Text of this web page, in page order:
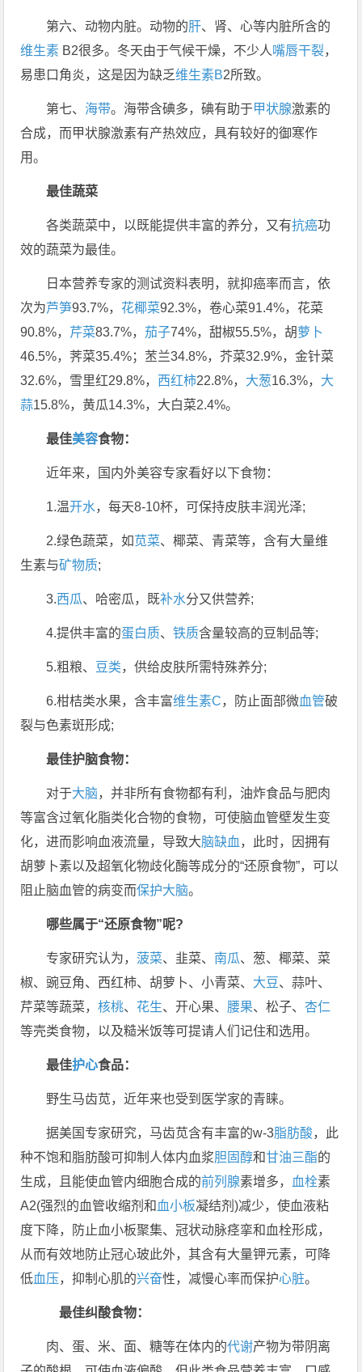
第六、动物内脏。动物的肝、肾、心等内脏所含的
维生素 B2很多。冬天由于气候干燥，不少人 嘴唇干裂，
易患口角炎，这是因为缺乏维生素B2所致。
第七、 海带。海带含碘多，碘有助于甲状腺激素的
合成，而甲状腺激素有产热效应，具有较好的御寒作
用。
最佳蔬菜
各类蔬菜中，以既能提供丰富的养分，又有抗癌功
效的蔬菜为最佳。
日本营养专家的测试资料表明，就抑癌率而言，依
次为芦笋93.7%， 花椰菜92.3%，卷心菜91.4%，花菜
90.8%， 芹菜83.7%， 茄子74%，甜椒55.5%，胡萝卜
46.5%，荠菜35.4%；苤兰34.8%，芥菜32.9%，金针菜
32.6%，雪里红29.8%， 西红柿22.8%， 大葱16.3%， 大
蒜15.8%，黄瓜14.3%，大白菜2.4%。
最佳美容食物：
近年来，国内外美容专家看好以下食物：
1.温开水，每天8-10杯，可保持皮肤丰润光泽;
2.绿色蔬菜，如苋菜、椰菜、青菜等，含有大量维
生素与矿物质;
3.西瓜、哈密瓜，既补水分又供营养;
4.提供丰富的蛋白质、铁质含量较高的豆制品等;
5.粗粮、 豆类，供给皮肤所需特殊养分;
6.柑桔类水果，含丰富维生素C，防止面部微血管破
裂与色素斑形成;
最佳护脑食物：
对于大脑，并非所有食物都有利，油炸食品与肥肉
等富含过氧化脂类化合物的食物，可使脑血管壁发生变
化，进而影响血液流量，导致大脑缺血 ，此时，因拥有
胡萝卜素以及超氧化物歧化酶等成分的“还原食物”，可以
阻止脑血管的病变而保护大脑。
哪些属于“还原食物”呢?
专家研究认为，菠菜、韭菜、 南瓜、葱、椰菜、菜
椒、豌豆角、西红柿、胡萝卜、小青菜、 大豆 、蒜叶、
芹菜等蔬菜，核桃、 花生、开心果、 腰果、松子、杏仁
等壳类食物，以及糙米饭等可提请人们记住和选用。
最佳护心食品：
野生马齿苋，近年来也受到医学家的青睐。
据美国专家研究，马齿苋含有丰富的w-3脂肪酸，此
种不饱和脂肪酸可抑制人体内血浆胆固醇和甘油三酯的
生成，且能使血管内细胞合成的前列腺素增多， 血栓素
A2(强烈的血管收缩剂和 血小板凝结剂)减少，使血液粘
度下降，防止血小板聚集、冠状动脉痉挛和血栓形成，
从而有效地防止冠心玻此外，其含有大量钾元素，可降
低血压，抑制心肌的兴奋性，减慢心率而保护心脏。
最佳纠酸食物：
肉、蛋、米、面、糖等在体内的代谢产物为带阴离